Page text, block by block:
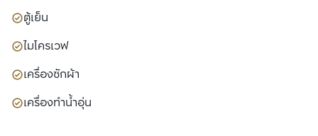
ตู้เย็น
ไมโครเวฟ
เครื่องซักผ้า
เครื่องทำน้ำอุ่น